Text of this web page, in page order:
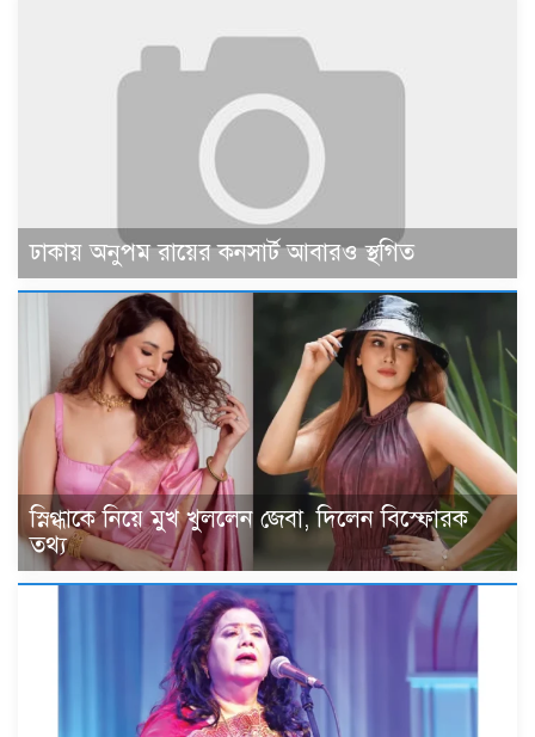
ঢাকায় অনুপম রায়ের কনসার্ট আবারও স্থগিত
স্নিগ্ধাকে নিয়ে মুখ খুললেন জেবা, দিলেন বিস্ফোরক
তথ্য